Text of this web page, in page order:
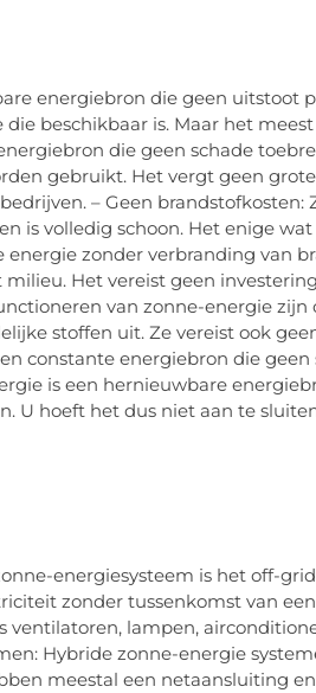
energiebron die geen uitstoot
beschikbaar is. Maar het
die geen schade
gebruikt. Het vergt geen
– Geen brandstofkosten:
is volledig schoon. Het enige
zonder verbranding van
Het vereist geen
van zonne-energie zijn
stoffen uit. Ze vereist ook
constante energiebron die geen
is een hernieuwbare
U hoeft het dus niet aan te
energiesysteem is het off-grid
zonder tussenkomst van
lampen,
Hybride zonne-energie
meestal een netaansluiting